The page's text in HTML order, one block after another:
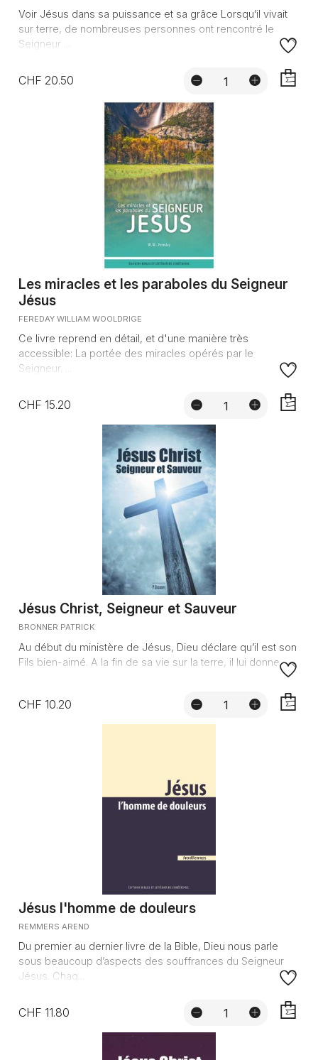
Voir Jésus dans sa puissance et sa grâce Lorsqu’il vivait
sur terre, de nombreuses personnes ont rencontré le
Seigneur ...
CHF 20.50
Les miracles et les paraboles du Seigneur
Jésus
FEREDAY WILLIAM WOOLDRIGE
Ce livre reprend en détail, et d'une manière très
accessible: La portée des miracles opérés par le
Seigneur. ...
CHF 15.20
Jésus Christ, Seigneur et Sauveur
BRONNER PATRICK
Au début du ministère de Jésus, Dieu déclare qu’il est son
Fils bien-aimé. A la fin de sa vie sur la terre, il lui donne...
CHF 10.20
Jésus l'homme de douleurs
REMMERS AREND
Du premier au dernier livre de la Bible, Dieu nous parle
sous beaucoup d’aspects des souffrances du Seigneur
Jésus. Chaq...
CHF 11.80